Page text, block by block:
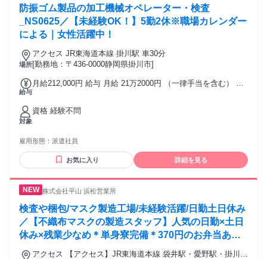
防振ゴム製品の加工機械オペレーター・検査
_NS0625／【未経験OK！】5勤2休※職場カレンダー
による｜女性活躍中！
場所
アクセス JR東海道本線 掛川駅 車30分
[勤務地：〒436-0000静岡県掛川市]
給与
月給212,000円 給与 月給 21万2000円 （一律手当を含む） 別
対象
資格 経験不問
雇用形態： 派遣社員
お気に入り 詳細を見る
株式会社平山 浜松営業所
検査や梱包/マスク製造工場/未経験活躍/日勤土日休み
／【不織布マスクの製造スタッフ】人気の日勤×土日
休み×残業少なめ＊単身寮完備＊370円のお弁当あり
＊20代～50代前半の女性が未経験から活躍中！
アクセス 【アクセス】JR東海道本線 袋井駅・愛野駅・掛川